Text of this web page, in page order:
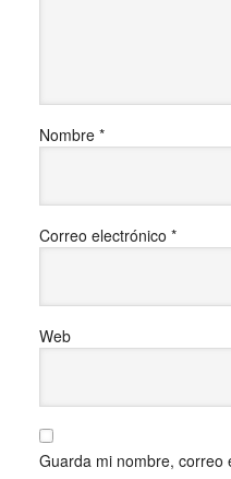
Nombre *
Correo electrónico *
Web
Guarda mi nombre, correo